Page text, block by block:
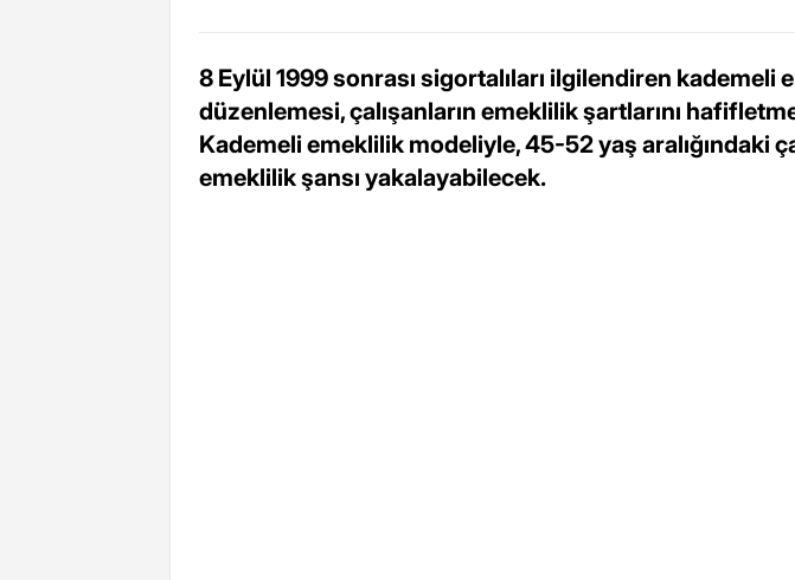
8 Eylül 1999 sonrası sigortalıları ilgilendiren kademeli
düzenlemesi, çalışanların emeklilik şartlarını
Kademeli emeklilik modeliyle, 45-52 yaş aralığındaki
emeklilik şansı yakalayabilecek.